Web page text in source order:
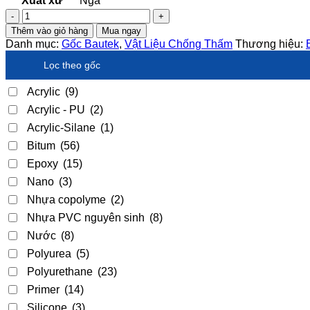
Màng
Bitum
tự
dính
Bautek
(Mặt
–
Nga
số
lượng
Thêm vào giỏ hàng Mua ngay
Danh mục: Gốc Bautek, Vật Liệu Chống Thấm Thương hiệu:
Lọc theo gốc
Acrylic (9)
Acrylic - PU (2)
Acrylic-Silane (1)
Bitum (56)
Epoxy (15)
Nano (3)
Nhựa copolyme (2)
Nhựa PVC nguyên sinh (8)
Nước (8)
Polyurea (5)
Polyurethane (23)
Primer (14)
Silicone (3)